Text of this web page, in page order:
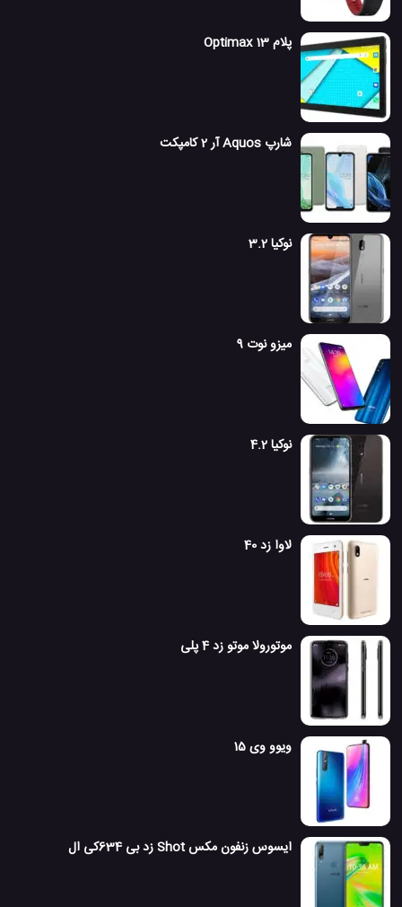
پلام Optimax 13
شارپ Aquos آر 2 کامپکت
نوکیا 3.2
میزو نوت 9
نوکیا 4.2
لاوا زد 40
موتورولا موتو زد 4 پلی
ویوو وی 15
ایسوس زنفون مکس Shot زد بی 634کی ال